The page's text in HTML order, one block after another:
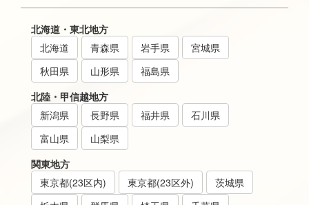
北海道・東北地方
北海道
青森県 岩手県
宮城県
秋田県
山形県
福島県
北陸・甲信越地方
新潟県
長野県 福井県
石川県
富山県
山梨県
関東地方
東京都(23区内)
東京都(23区外)
茨城県